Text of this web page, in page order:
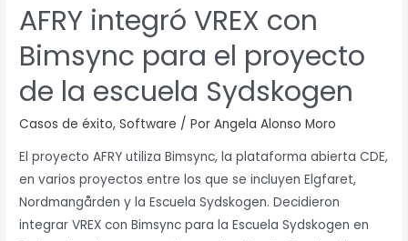
AFRY integró VREX con
Bimsync para el proyecto
de la escuela Sydskogen
Casos de éxito,Software / PorAngela Alonso Moro
El proyecto AFRY utiliza Bimsync, la plataforma abierta CDE,
en varios proyectos entre los que se incluyen Elgfaret,
Nordmangården y la Escuela Sydskogen. Decidieron
integrar VREX con Bimsync para la Escuela Sydskogen en
la
escuela